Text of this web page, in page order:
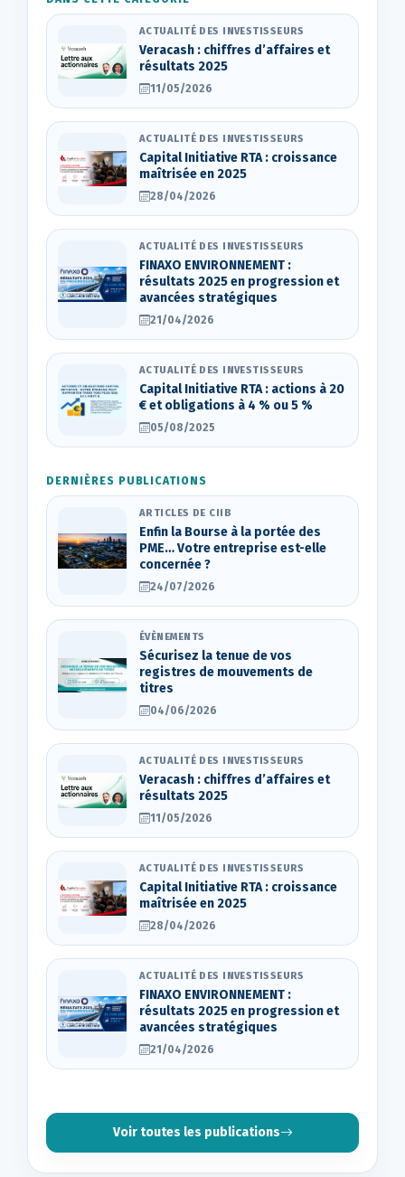
ACTUALITÉ DES INVESTISSEURS
Veracash : chiffres d’affaires et
résultats 2025
11/05/2026
ACTUALITÉ DES INVESTISSEURS
Capital Initiative RTA : croissance
maîtrisée en 2025
28/04/2026
ACTUALITÉ DES INVESTISSEURS
FINAXO ENVIRONNEMENT :
résultats 2025 en progression et
avancées stratégiques
21/04/2026
ACTUALITÉ DES INVESTISSEURS
Capital Initiative RTA : actions à 20
€ et obligations à 4 % ou 5 %
05/08/2025
DERNIÈRES PUBLICATIONS
ARTICLES DE CIIB
Enfin la Bourse à la portée des
PME… Votre entreprise est-elle
concernée ?
24/07/2026
ÉVÈNEMENTS
Sécurisez la tenue de vos
registres de mouvements de
titres
04/06/2026
ACTUALITÉ DES INVESTISSEURS
Veracash : chiffres d’affaires et
résultats 2025
11/05/2026
ACTUALITÉ DES INVESTISSEURS
Capital Initiative RTA : croissance
maîtrisée en 2025
28/04/2026
ACTUALITÉ DES INVESTISSEURS
FINAXO ENVIRONNEMENT :
résultats 2025 en progression et
avancées stratégiques
21/04/2026
Voir toutes les publications